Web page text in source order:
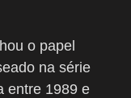
o papel
na série
entre 1989 e